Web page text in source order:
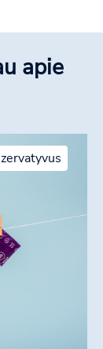
apie